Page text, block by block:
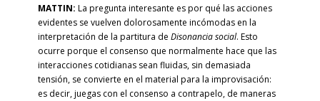
MATTIN: La pregunta interesante es por qué las acciones
evidentes se vuelven dolorosamente incómodas en la
interpretación de la partitura de Disonancia social. Esto
ocurre porque el consenso que normalmente hace que las
interacciones cotidianas sean fluidas, sin demasiada
tensión, se convierte en el material para la improvisación:
es decir, juegas con el consenso a contrapelo, de maneras